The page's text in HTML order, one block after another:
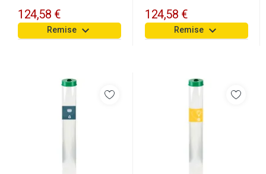
124,58 €
Remise keyboard_arrow_down
124,58 €
Remise keyboard_arrow_down